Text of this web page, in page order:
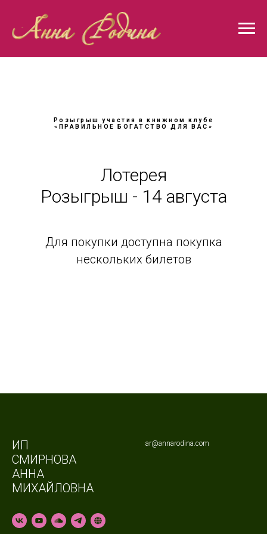
Розыгрыш участия в книжном клубе
«ПРАВИЛЬНОЕ БОГАТСТВО ДЛЯ ВАС»
Лотерея
Розыгрыш - 14 августа
Для покупки доступна покупка
нескольких билетов
ИП
СМИРНОВА
АННА
МИХАЙЛОВНА
ar@annarodina.com